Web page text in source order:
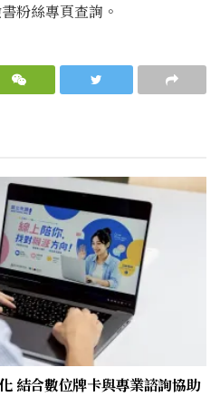
粉絲專頁查詢。
結合數位牌卡與專業諮詢協助